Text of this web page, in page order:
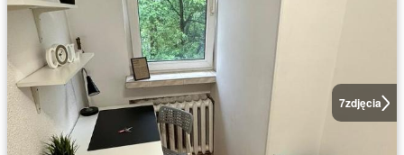
7zdjęcia